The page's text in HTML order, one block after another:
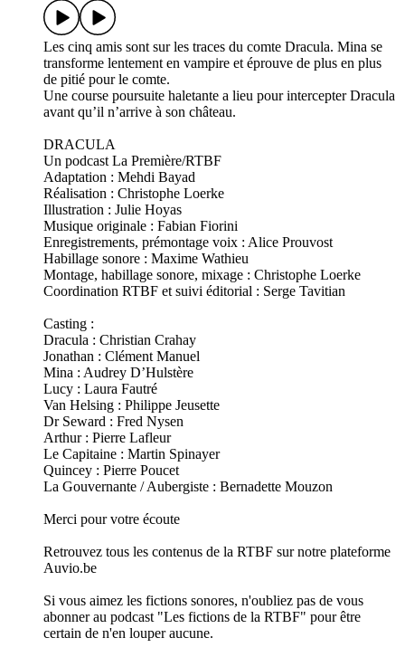
Les cinq amis sont sur les traces du comte Dracula. Mina se
transforme lentement en vampire et éprouve de plus en plus
de pitié pour le comte.
Une course poursuite haletante a lieu pour intercepter Dracula
avant qu’il n’arrive à son château.
DRACULA
Un podcast La Première/RTBF
Adaptation : Mehdi Bayad
Réalisation : Christophe Loerke
Illustration : Julie Hoyas
Musique originale : Fabian Fiorini
Enregistrements, prémontage voix : Alice Prouvost
Habillage sonore : Maxime Wathieu
Montage, habillage sonore, mixage : Christophe Loerke
Coordination RTBF et suivi éditorial : Serge Tavitian
Casting :
Dracula : Christian Crahay
Jonathan : Clément Manuel
Mina : Audrey D’Hulstère
Lucy : Laura Fautré
Van Helsing : Philippe Jeusette
Dr Seward : Fred Nysen
Arthur : Pierre Lafleur
Le Capitaine : Martin Spinayer
Quincey : Pierre Poucet
La Gouvernante / Aubergiste : Bernadette Mouzon
Merci pour votre écoute
Retrouvez tous les contenus de la RTBF sur notre plateforme
Auvio.be
Si vous aimez les fictions sonores, n'oubliez pas de vous
abonner au podcast "Les fictions de la RTBF" pour être
certain de n'en louper aucune.